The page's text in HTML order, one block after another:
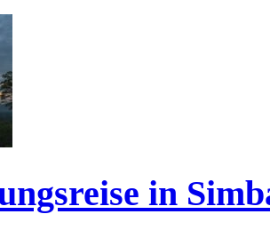
in